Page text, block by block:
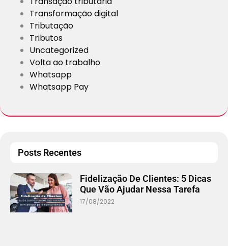
Transformação digital
Tributação
Tributos
Uncategorized
Volta ao trabalho
Whatsapp
Whatsapp Pay
Posts Recentes
Fidelização De Clientes: 5 Dicas
Que Vão Ajudar Nessa Tarefa
17/08/2022